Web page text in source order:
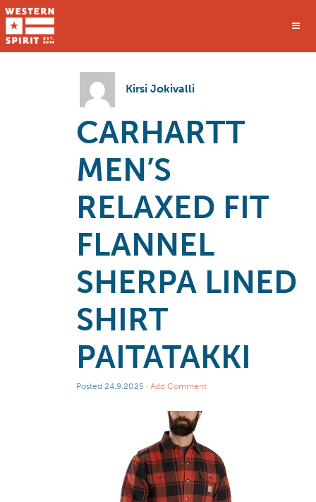
Kirsi Jokivalli
CARHARTT
MEN’S
RELAXED FIT
FLANNEL
SHERPA LINED
SHIRT
PAITATAKKI
Posted 24.9.2025 · Add Comment